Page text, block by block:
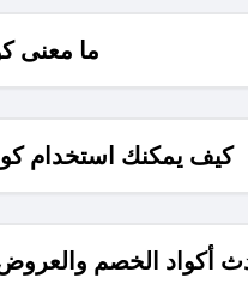
ما معنى
كيف يمكنك استخدام
الخصم والعروض